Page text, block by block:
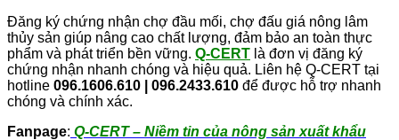
Đăng ký chứng nhận chợ đầu mối, chợ đấu giá nông lâm
thủy sản giúp nâng cao chất lượng, đảm bảo an toàn thực
phẩm và phát triển bền vững. Q-CERT là đơn vị đăng ký
chứng nhận nhanh chóng và hiệu quả. Liên hệ Q-CERT tại
hotline 096.1606.610 | 096.2433.610 để được hỗ trợ nhanh
chóng và chính xác.
Fanpage: Q-CERT – Niềm tin của nông sản xuất khẩu